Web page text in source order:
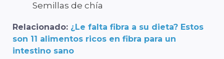
Semillas de chía
Relacionado: ¿Le falta fibra a su dieta? Estos
son 11 alimentos ricos en fibra para un
intestino sano